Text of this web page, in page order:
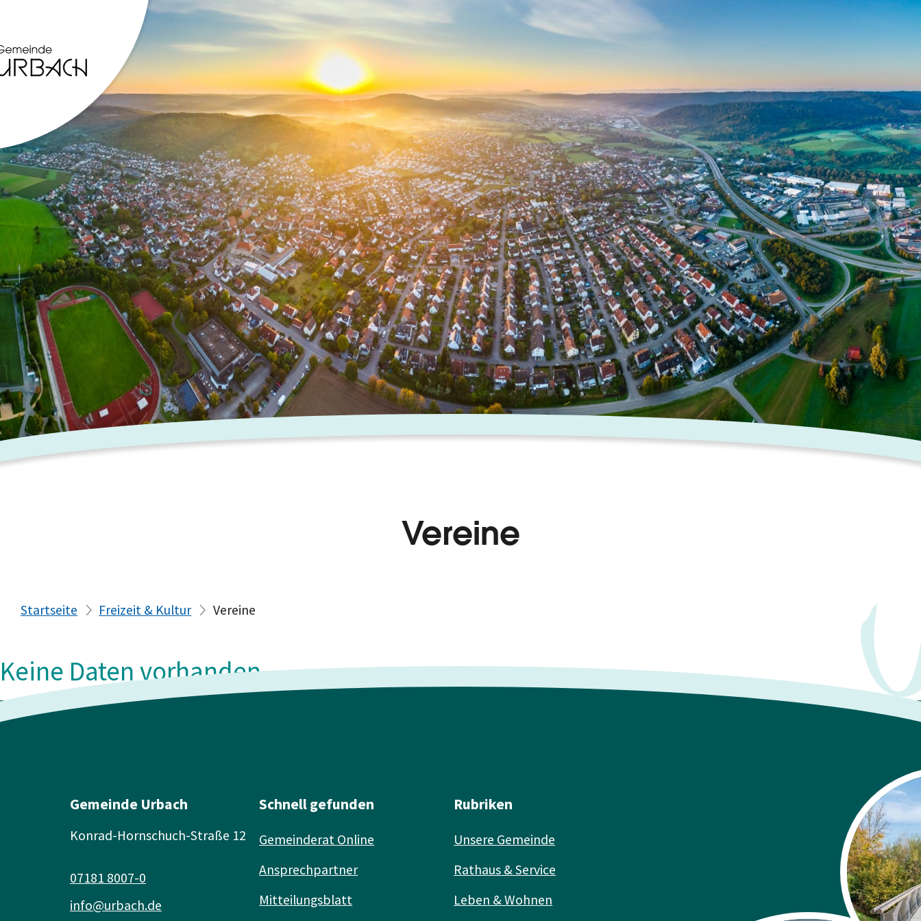
Vereine
Startseite Freizeit & Kultur Vereine
Keine Daten vorhanden
Gemeinde Urbach
Konrad-Hornschuch-Straße 12
info@urbach.de
07181 8007-0
Schnell gefunden
Gemeinderat Online
Ansprechpartner
Mitteilungsblatt
Rubriken
Unsere Gemeinde
Rathaus & Service
Leben & Wohnen